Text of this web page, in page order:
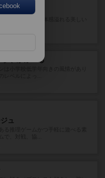
人受けする良...
ろく かぶーる
ュ